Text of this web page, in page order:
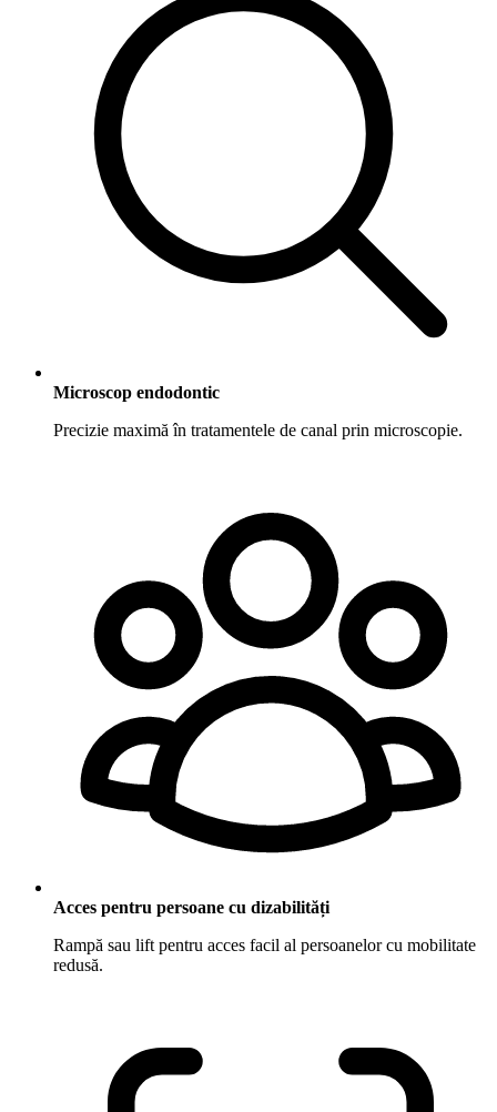
Microscop endodontic
Precizie maximă în tratamentele de canal prin microscopie.
Acces pentru persoane cu dizabilități
Rampă sau lift pentru acces facil al persoanelor cu mobilitate
redusă.